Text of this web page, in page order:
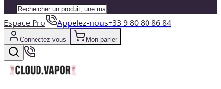
Espace Pro Appelez-nous+33 9 80 80 86 84
Connectez-vous Mon panier